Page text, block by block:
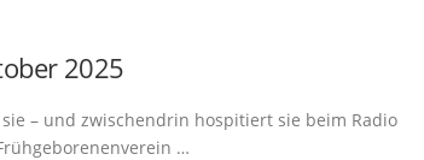
2025
– und zwischendrin hospitiert sie beim Radio
…